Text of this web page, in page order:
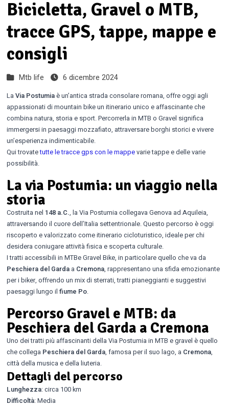
Bicicletta, Gravel o MTB,
tracce GPS, tappe, mappe e
consigli
Mtb life 6 dicembre 2024
La Via Postumiaè un’antica strada consolare romana, offre oggi agli
appassionati di mountain bike un itinerario unico e affascinante che
combina natura, storia e sport. Percorrerla in MTB o Gravel significa
immergersi in paesaggi mozzafiato, attraversare borghi storici e vivere
un’esperienza indimenticabile.
Qui trovatetutte le tracce gps con le mappevarie tappe e delle varie
possibilità.
La via Postumia: un viaggio nella
storia
Costruita nel 148 a.C., la Via Postumia collegava Genova ad Aquileia,
attraversando il cuore dell’Italia settentrionale. Questo percorso è oggi
riscoperto e valorizzato come itinerario cicloturistico, ideale per chi
desidera coniugare attività fisica e scoperta culturale.
I tratti accessibili in MTBe Gravel Bike, in particolare quello che va da
Peschiera del Gardaa Cremona, rappresentano una sfida emozionante
per i biker, offrendo un mix di sterrati, tratti pianeggianti e suggestivi
paesaggi lungo il fiume Po.
Percorso Gravel e MTB: da
Peschiera del Garda a Cremona
Uno dei tratti più affascinanti della Via Postumia in MTB e gravel è quello
che collega Peschiera del Garda, famosa per il suo lago, a Cremona,
città della musica e della liuteria.
Dettagli del percorso
Lunghezza: circa 100 km
Difficoltà: Media